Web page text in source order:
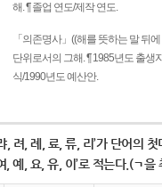
해. ¶ 졸업 연도/제작 연도.
「의존명사」((해를 뜻하는 말 뒤
단위로서의 그해. ¶ 1985년도 출생
식/1990년도 예산안.
, 려, 례, 료, 류, 리’가 단어의
, 예, 요, 유, 이’로 적는다.(ㄱ을